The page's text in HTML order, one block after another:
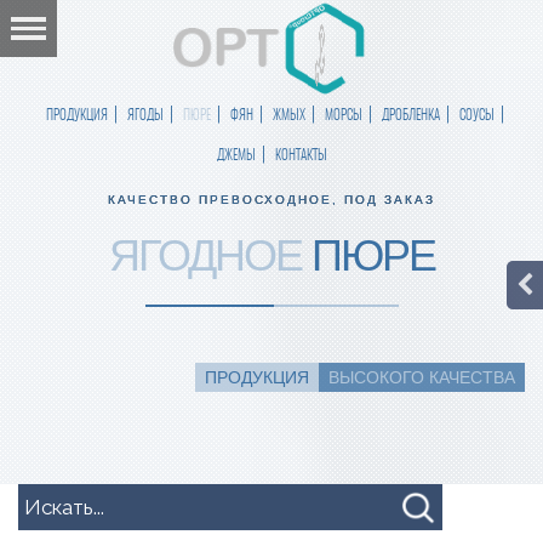
ПРОДУКЦИЯ ЯГОДЫ ПЮРЕ ФЯН ЖМЫХ МОРСЫ ДРОБЛЕНКА СОУСЫ
ДЖЕМЫ КОНТАКТЫ
КАЧЕСТВО ПРЕВОСХОДНОЕ, ПОД ЗАКАЗ
ЯГОДНОЕПЮРЕ
ПРОДУКЦИЯ ВЫСОКОГО КАЧЕСТВА